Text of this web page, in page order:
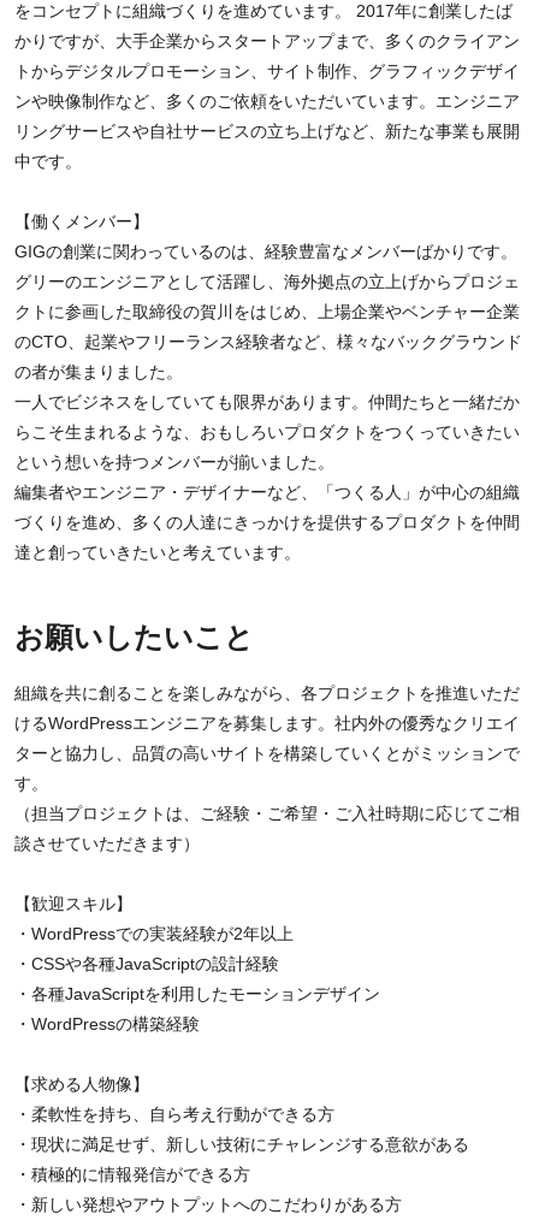
をコンセプトに組織づくりを進めています。 2017年に創業したば
かりですが、大手企業からスタートアップまで、多くのクライアン
トからデジタルプロモーション、サイト制作、グラフィックデザイ
ンや映像制作など、多くのご依頼をいただいています。エンジニア
リングサービスや自社サービスの立ち上げなど、新たな事業も展開
中です。
【働くメンバー】
GIGの創業に関わっているのは、経験豊富なメンバーばかりです。
グリーのエンジニアとして活躍し、海外拠点の立上げからプロジェ
クトに参画した取締役の賀川をはじめ、上場企業やベンチャー企業
のCTO、起業やフリーランス経験者など、様々なバックグラウンド
の者が集まりました。
一人でビジネスをしていても限界があります。仲間たちと一緒だか
らこそ生まれるような、おもしろいプロダクトをつくっていきたい
という想いを持つメンバーが揃いました。
編集者やエンジニア・デザイナーなど、「つくる人」が中心の組織
づくりを進め、多くの人達にきっかけを提供するプロダクトを仲間
達と創っていきたいと考えています。
お願いしたいこと
組織を共に創ることを楽しみながら、各プロジェクトを推進いただ
けるWordPressエンジニアを募集します。社内外の優秀なクリエイ
ターと協力し、品質の高いサイトを構築していくとがミッションで
す。
（担当プロジェクトは、ご経験・ご希望・ご入社時期に応じてご相
談させていただきます）
【歓迎スキル】
・WordPressでの実装経験が2年以上
・CSSや各種JavaScriptの設計経験
・各種JavaScriptを利用したモーションデザイン
・WordPressの構築経験
【求める人物像】
・柔軟性を持ち、自ら考え行動ができる方
・現状に満足せず、新しい技術にチャレンジする意欲がある
・積極的に情報発信ができる方
・新しい発想やアウトプットへのこだわりがある方